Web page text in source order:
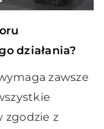
działania?
zawsze
zgodzie z